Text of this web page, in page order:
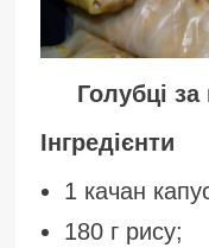
Голубці
Інгредієнти
1 качан
180 г рису;